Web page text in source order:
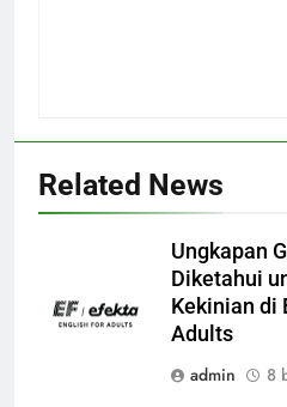
Related News
Ungkapan
Diketahui
Kekinian di
Adults
admin
8